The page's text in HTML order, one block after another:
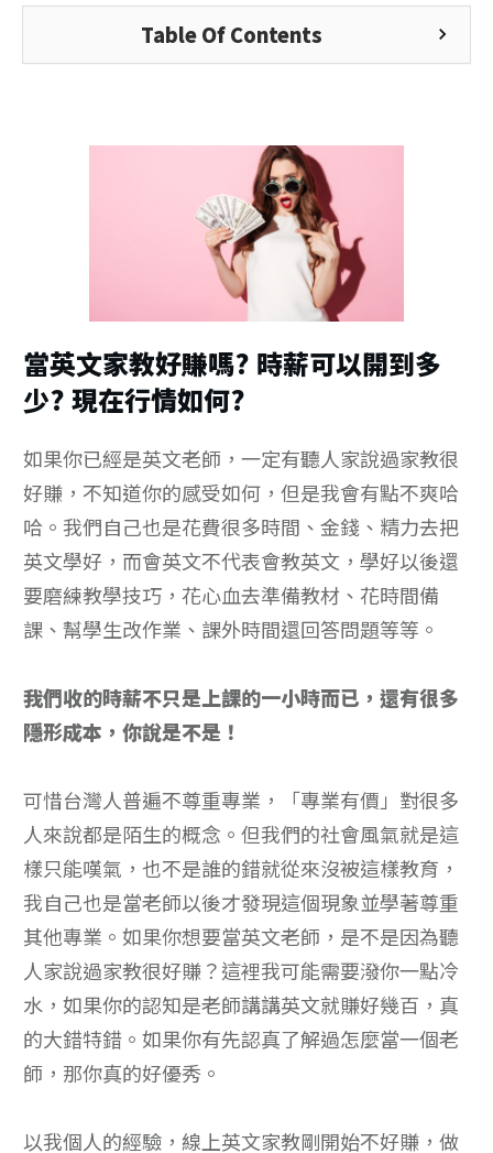
Table Of Contents
當英文家教好賺嗎? 時薪可以開到多
少? 現在行情如何?
如果你已經是英文老師，一定有聽人家說過家教很
好賺，不知道你的感受如何，但是我會有點不爽哈
哈。我們自己也是花費很多時間、金錢、精力去把
英文學好，而會英文不代表會教英文，學好以後還
要磨練教學技巧，花心血去準備教材、花時間備
課、幫學生改作業、課外時間還回答問題等等。
我們收的時薪不只是上課的一小時而已，還有很多
隱形成本，你說是不是！
可惜台灣人普遍不尊重專業，「專業有價」對很多
人來說都是陌生的概念。但我們的社會風氣就是這
樣只能嘆氣，也不是誰的錯就從來沒被這樣教育，
我自己也是當老師以後才發現這個現象並學著尊重
其他專業。如果你想要當英文老師，是不是因為聽
人家說過家教很好賺？這裡我可能需要潑你一點冷
水，如果你的認知是老師講講英文就賺好幾百，真
的大錯特錯。如果你有先認真了解過怎麼當一個老
師，那你真的好優秀。
以我個人的經驗，線上英文家教剛開始不好賺，做